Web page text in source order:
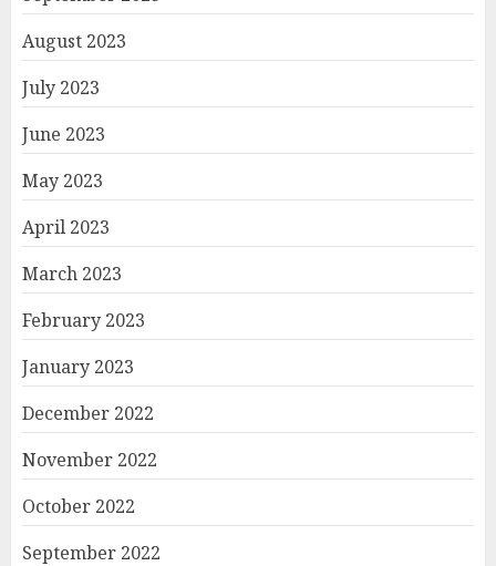
August 2023
July 2023
June 2023
May 2023
April 2023
March 2023
February 2023
January 2023
December 2022
November 2022
October 2022
September 2022